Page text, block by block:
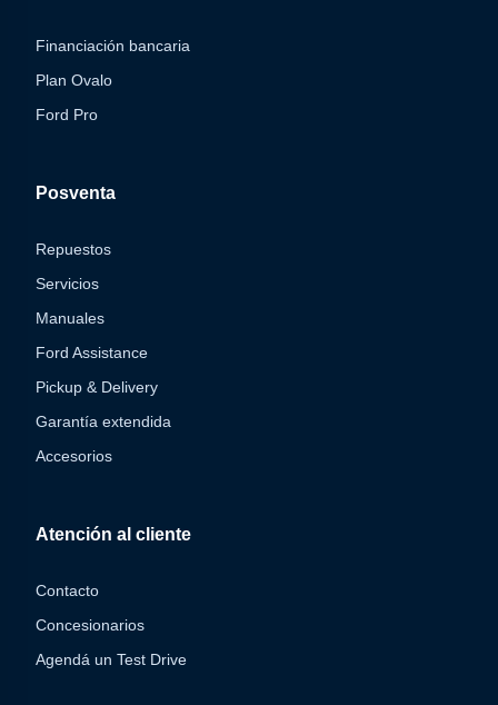
Financiación bancaria
Plan Ovalo
Ford Pro
Posventa
Repuestos
Servicios
Manuales
Ford Assistance
Pickup & Delivery
Garantía extendida
Accesorios
Atención al cliente
Contacto
Concesionarios
Agendá un Test Drive